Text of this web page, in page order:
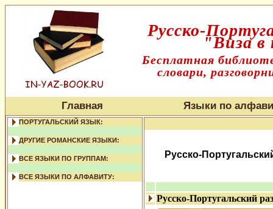
Русско-
"Виза в
Бесплатная
словари,
Главная Языки по
ПОРТУГАЛЬСКИЙ ЯЗЫК:
ДРУГИЕ РОМАНСКИЕ ЯЗЫКИ:
ВСЕ ЯЗЫКИ ПО ГРУППАМ:
ВСЕ ЯЗЫКИ ПО АЛФАВИТУ:
Русско-
Русско-Португальский